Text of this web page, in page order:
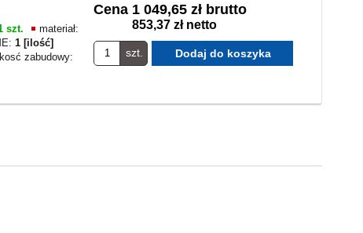
szt.
materiał:
1 [ilość]
zabudowy:
Cena 1 049,65 zł brutto
853,37 zł netto
szt.